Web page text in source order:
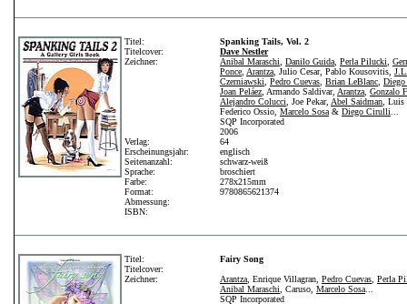
Titel:
Titelcover:
Zeichner:
Verlag:
Erscheinungsjahr:
Seitenanzahl:
Sprache:
Farbe:
Format:
Abmessung:
ISBN:
Spanking Tails, Vol. 2
Dave Nestler
Anibal Maraschi
Danilo Guida Perla Pilucki
Ponce Arantza , Julio Cesar, Pablo Kousovitis,
Czerniawski
Pedro Cuevas Brian LeBlanc
Joan Peláez , Armando Saldivar, Arantza Gonzalo
Alejandro Colucci , Joe Pekar, Abel Saidman ,
Federico Ossio, Marcelo Sosa & Diego Cirulli
SQP Incorporated
2006
64
englisch
schwarz-weiß
broschiert
278x215mm
9780865621374
Titel:
Titelcover:
Zeichner:
Fairy Song
Arantza , Enrique Villagran, Pedro Cuevas Perla
Anibal Maraschi , Caruso, Marcelo Sosa
SQP Incorporated